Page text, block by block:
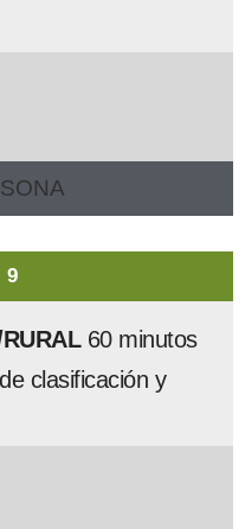
9
60 minutos
clasificación y